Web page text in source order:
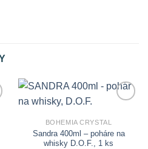
BOHEMIA CRYSTAL
Sandra 400ml – poháre na
whisky D.O.F., 1 ks